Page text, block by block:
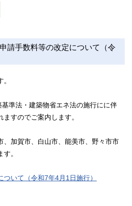
請手数料等の改定について（令
準法・建築物省エネ法の施行にに伴
すのでご案内します。
加賀市、白山市、能美市、野々市市
。
いて（令和7年4月1日施行）